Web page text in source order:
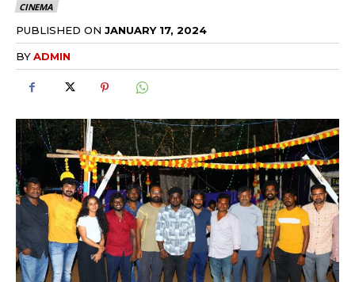
CINEMA
PUBLISHED ON JANUARY 17, 2024
BYADMIN